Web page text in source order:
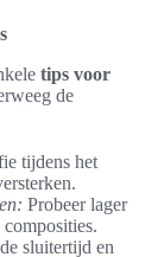
tips voor
de
tijdens het
Probeer lager
sluitertijd en